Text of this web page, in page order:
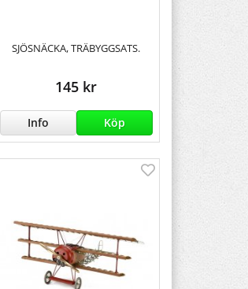
SJÖSNÄCKA, TRÄBYGGSATS.
145 kr
Info Köp